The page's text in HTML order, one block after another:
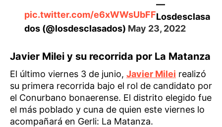
pic.twitter.com/e6xWWsUbFF
—
Losdesclasa
dos (@losdesclasados) May 23, 2022
Javier Milei y su recorrida por La Matanza
El último viernes 3 de junio, Javier Milei realizó
su primera recorrida bajo el rol de candidato por
el Conurbano bonaerense. El distrito elegido fue
el más poblado y cuna de quien este viernes lo
acompañará en Gerli: La Matanza.